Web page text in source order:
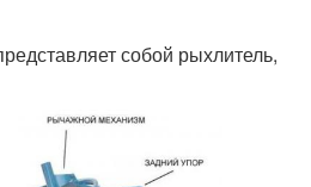
собой рыхлитель,